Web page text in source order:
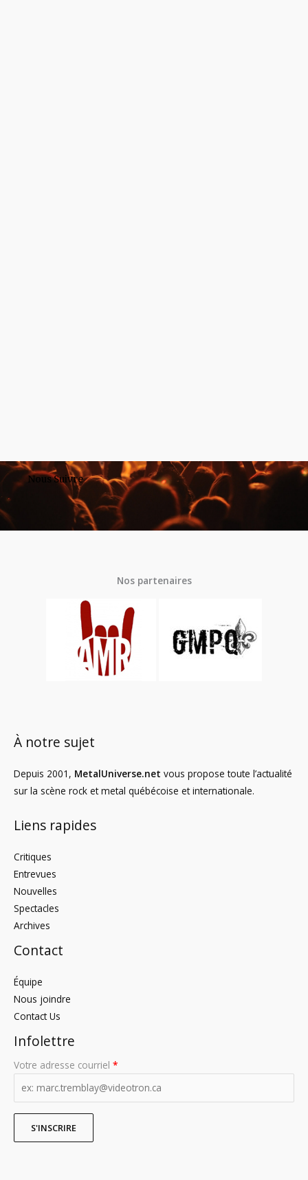
Nous Suivre
Nos partenaires
À notre sujet
Depuis 2001, MetalUniverse.net vous propose toute l’actualité
sur la scène rock et metal québécoise et internationale.
Liens rapides
Critiques
Entrevues
Nouvelles
Spectacles
Archives
Contact
Équipe
Nous joindre
Contact Us
Infolettre
Votre adresse courriel *